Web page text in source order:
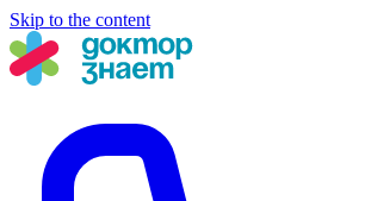
Skip to the content